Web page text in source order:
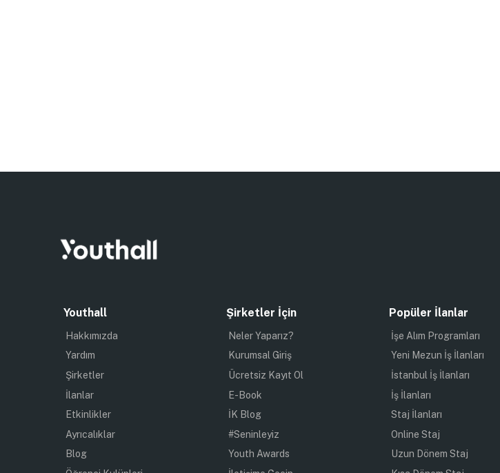
Youthall
Hakkımızda
Yardım
Şirketler
İlanlar
Etkinlikler
Ayrıcalıklar
Blog
Şirketler İçin
Neler Yaparız?
Kurumsal Giriş
Ücretsiz Kayıt Ol
E-Book
İK Blog
#Seninleyiz
Youth Awards
Popüler İlanlar
İşe Alım Programları
Yeni Mezun İş İlanları
İstanbul İş İlanları
İş İlanları
Staj İlanları
Online Staj
Uzun Dönem Staj